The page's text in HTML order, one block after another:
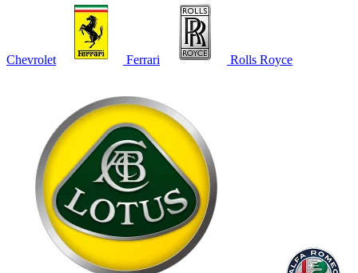
Chevrolet Ferrari Rolls Royce